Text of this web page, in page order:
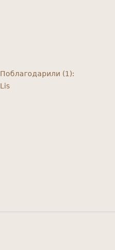
Поблагодарили (1):
Lis